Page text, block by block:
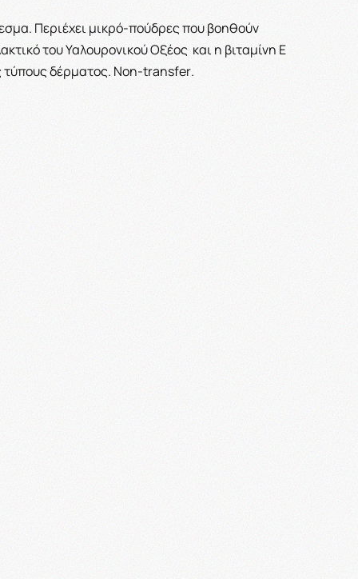
Περιέχει μικρό-πούδρες που βοηθούν
του Υαλουρονικού Οξέος και η βιταμίνη Ε
τύπους δέρματος. Non-transfer.